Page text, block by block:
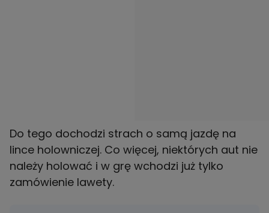
Do tego dochodzi strach o samą jazdę na
lince holowniczej. Co więcej, niektórych aut nie
należy holować i w grę wchodzi już tylko